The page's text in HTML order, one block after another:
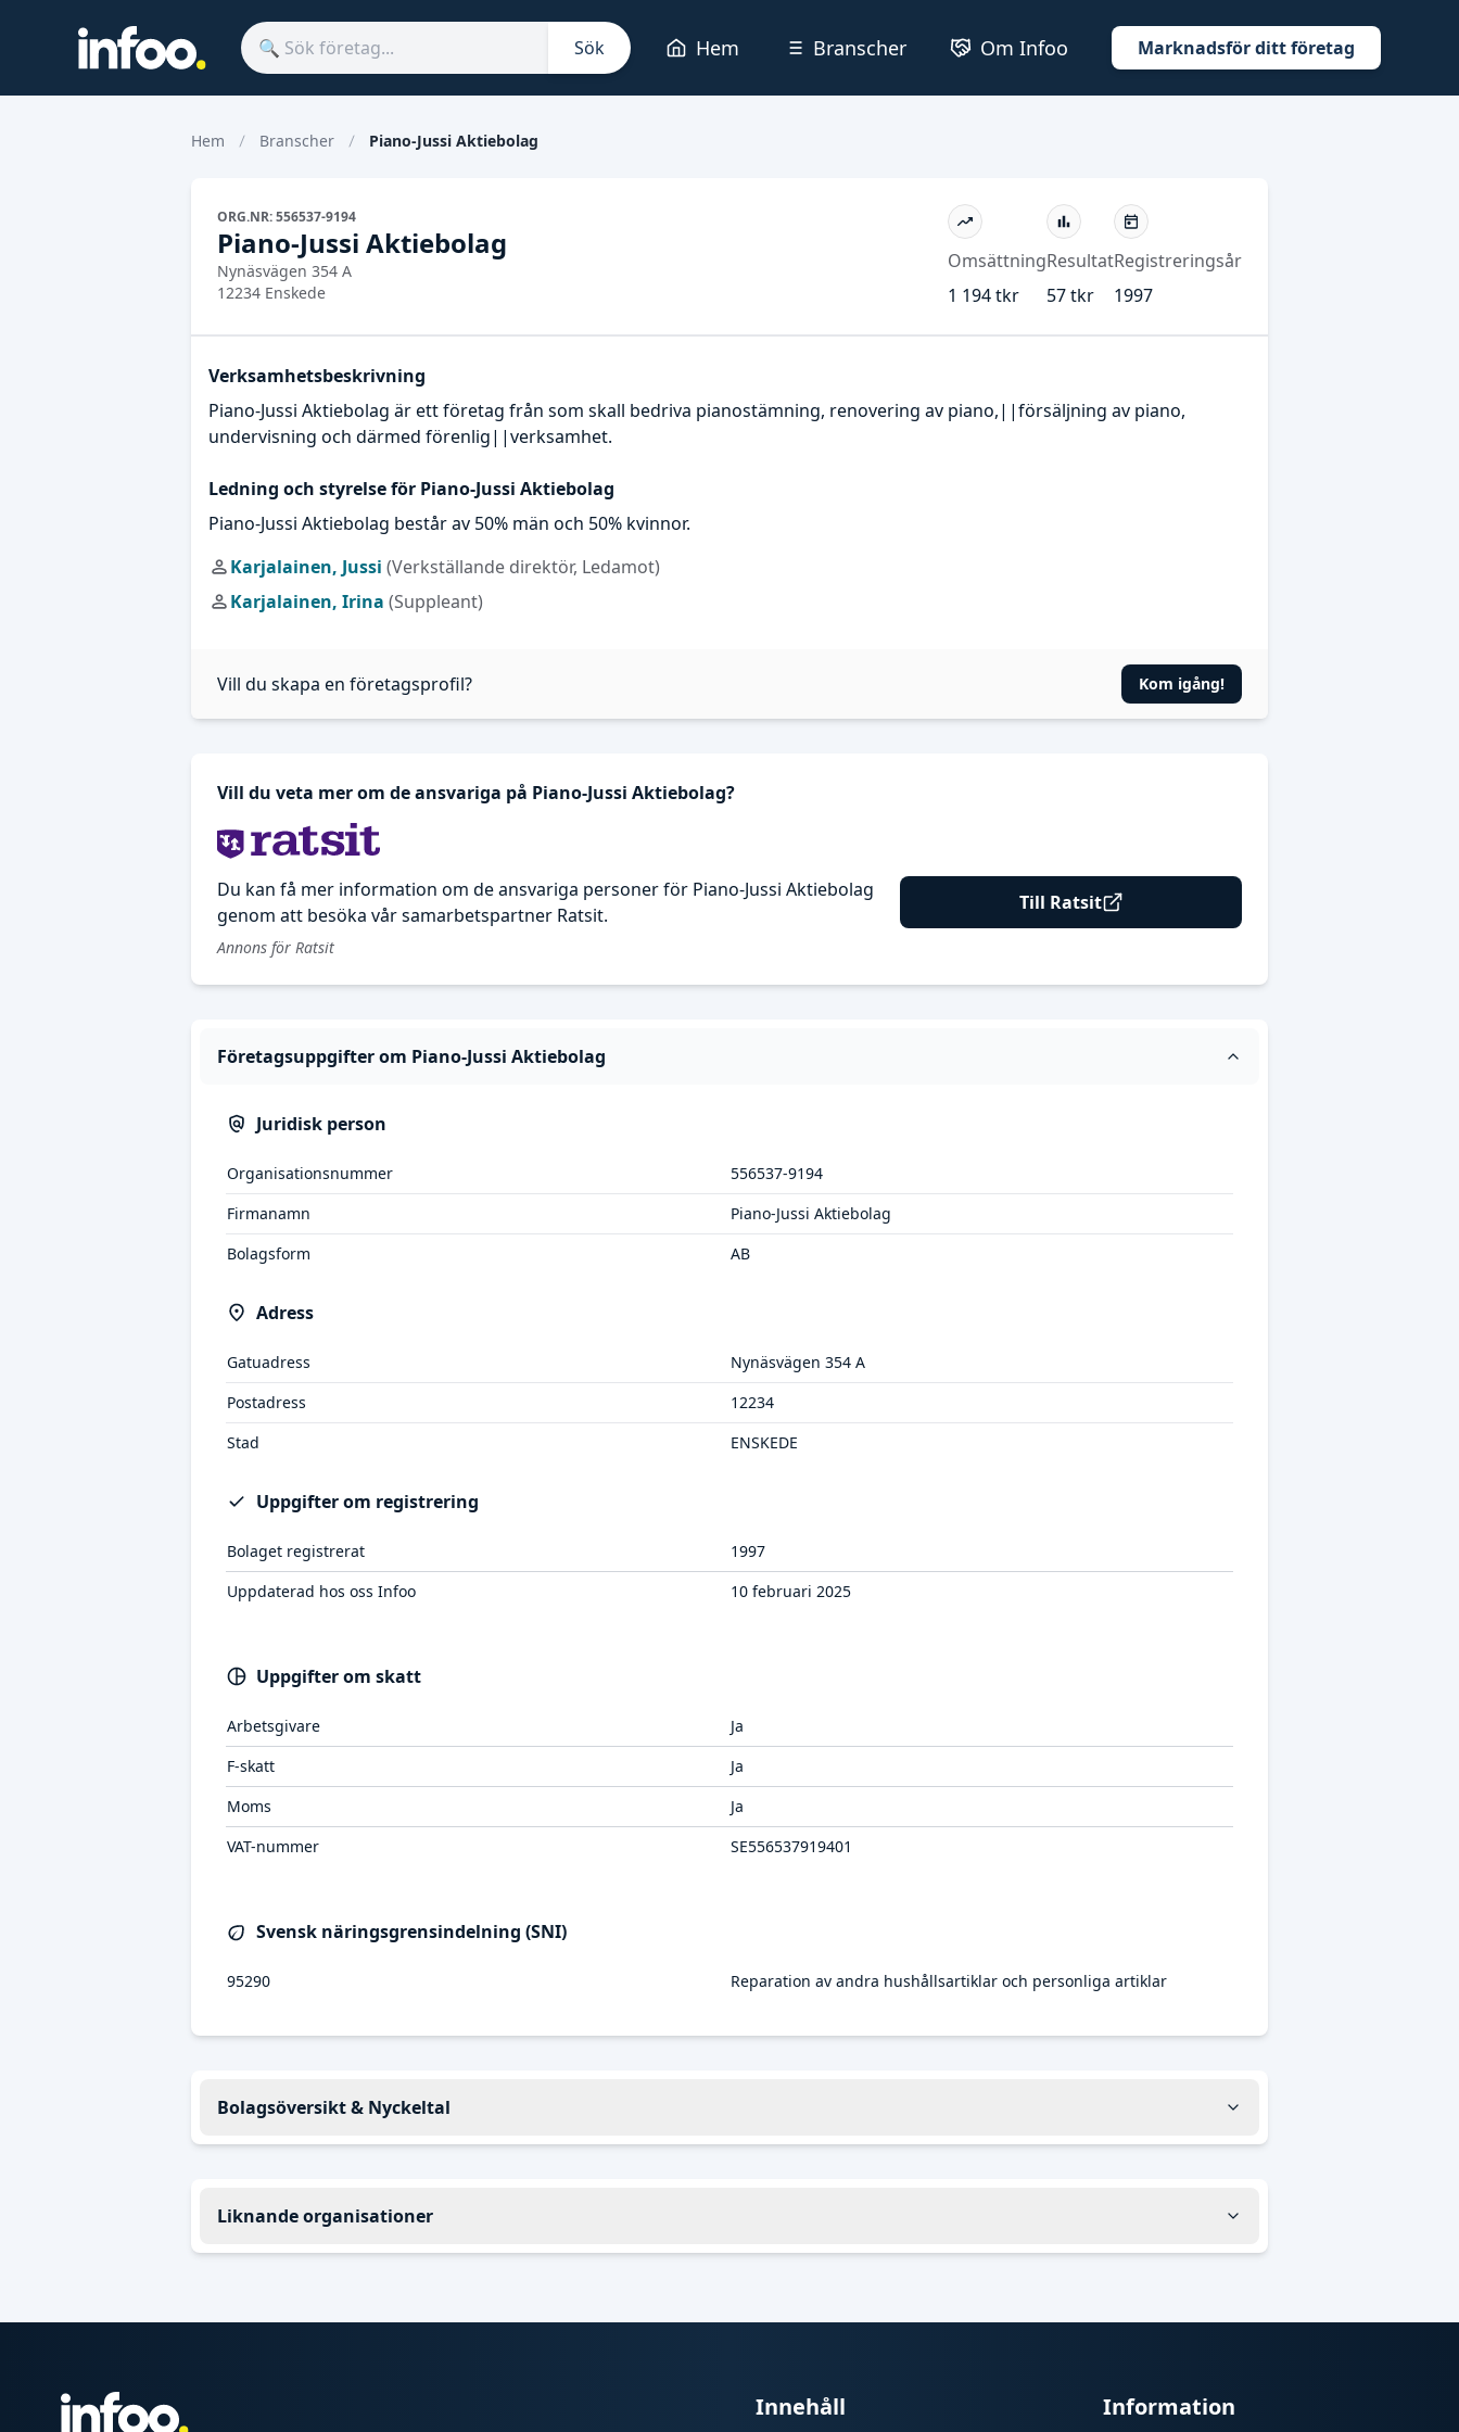
Sök Hem Branscher Om Infoo Marknadsför ditt företag
Hem Branscher Piano-Jussi Aktiebolag
ORG.NR: 556537-9194
Piano-Jussi Aktiebolag
Nynäsvägen 354 A
12234 Enskede
Omsättning
1 194 tkr
Resultat
57 tkr
Registreringsår
1997
Verksamhetsbeskrivning
Piano-Jussi Aktiebolag är ett företag från som skall bedriva pianostämning, renovering av piano,||försäljning av piano,
undervisning och därmed förenlig||verksamhet.
Ledning och styrelse för Piano-Jussi Aktiebolag
Piano-Jussi Aktiebolag består av 50% män och 50% kvinnor.
Karjalainen, Jussi (Verkställande direktör, Ledamot)
Karjalainen, Irina (Suppleant)
Vill du skapa en företagsprofil? Kom igång!
Vill du veta mer om de ansvariga på Piano-Jussi Aktiebolag?
Du kan få mer information om de ansvariga personer för Piano-Jussi Aktiebolag
genom att besöka vår samarbetspartner Ratsit.
Till Ratsit
Annons för Ratsit
Företagsuppgifter om Piano-Jussi Aktiebolag
Juridisk person
Organisationsnummer
556537-9194
Firmanamn
Piano-Jussi Aktiebolag
Bolagsform
AB
Adress
Gatuadress
Nynäsvägen 354 A
Postadress
12234
Stad
ENSKEDE
Uppgifter om registrering
Bolaget registrerat
1997
Uppdaterad hos oss Infoo
10 februari 2025
Uppgifter om skatt
Arbetsgivare
Ja
F-skatt
Ja
Moms
Ja
VAT-nummer
SE556537919401
Svensk näringsgrensindelning (SNI)
95290 Reparation av andra hushållsartiklar och personliga artiklar
Bolagsöversikt & Nyckeltal
Liknande organisationer
Innehåll Information